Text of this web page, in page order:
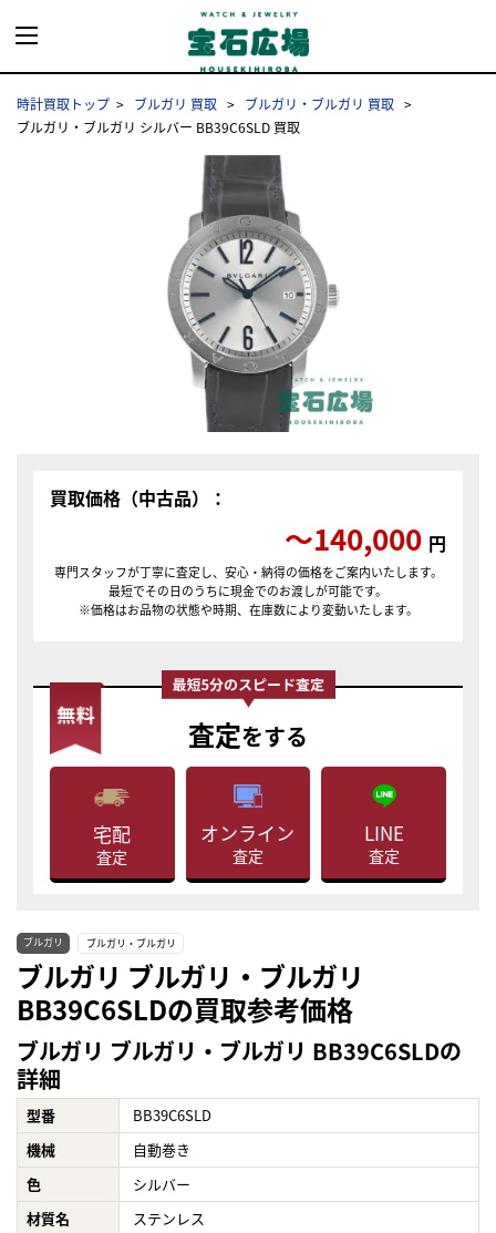
時計買取トップ ブルガリ 買取
ブルガリ・ブルガリ 買取
ブルガリ・ブルガリ シルバー BB39C6SLD 買取
買取価格（中古品）：
〜140,000 円
専門スタッフが丁寧に査定し、安心・納得の価格をご案内いたします。
最短でその日のうちに現金でのお渡しが可能です。
※価格はお品物の状態や時期、在庫数により変動いたします。
査定をする
宅配
査定
オンライン
査定
LINE
査定
ブルガリ ブルガリ・ブルガリ
ブルガリ ブルガリ・ブルガリ
BB39C6SLDの買取参考価格
ブルガリ ブルガリ・ブルガリ BB39C6SLDの
詳細
型番
BB39C6SLD
機械
自動巻き
色
シルバー
材質名
ステンレス